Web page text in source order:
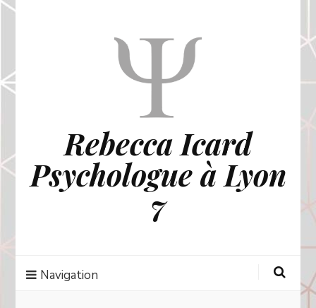
Rebecca Icard
Psychologue à Lyon
7
Navigation